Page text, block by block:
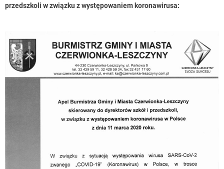
przedszkoli w związku z występowaniem koronawirusa: